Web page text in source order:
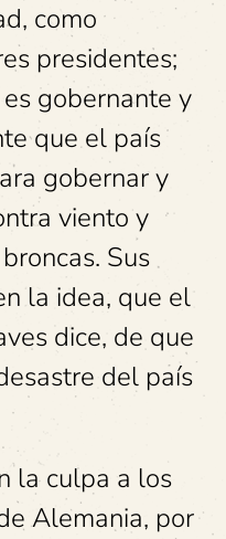
como
presidentes;
gobernante y
que el país
gobernar y
viento y
Sus
la idea, que el
dice, de que
del país
la culpa a los
Alemania, por